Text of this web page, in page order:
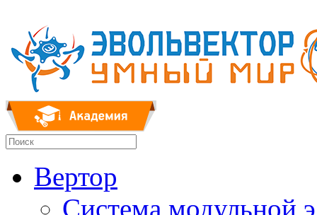
Вертор
Система модульной